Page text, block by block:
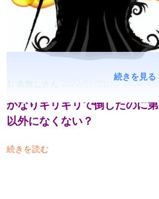
かなりギリギリで倒したのに
以外になくない？
続きを読む
続きを見る